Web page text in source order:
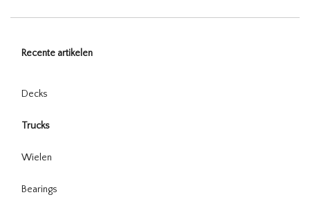
Recente artikelen
Decks
Trucks
Wielen
Bearings